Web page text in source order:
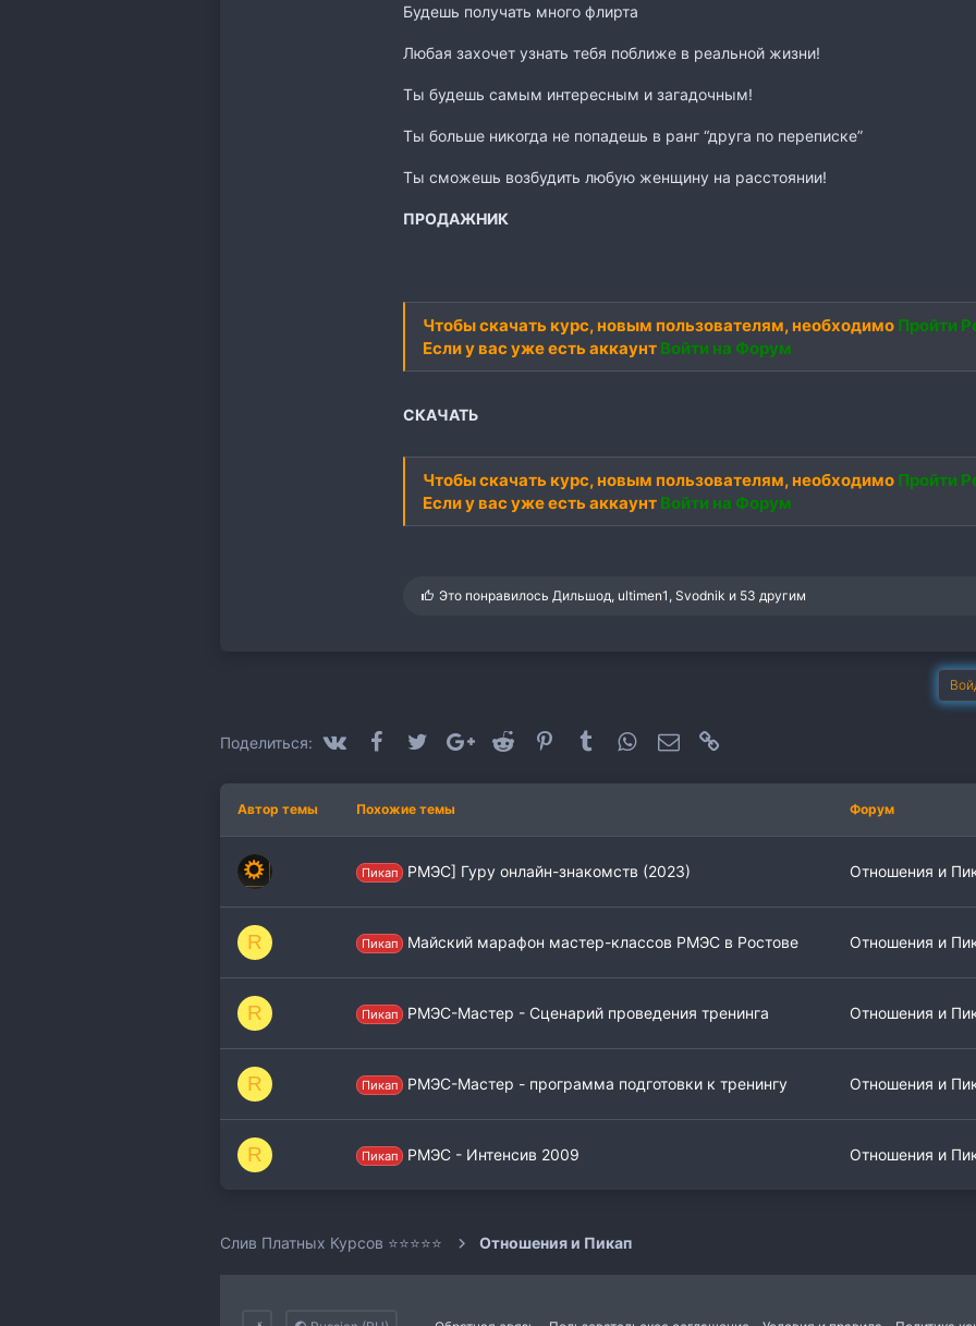
Будешь получать много флирта
Любая захочет узнать тебя поближе в реальной жизни!
Ты будешь самым интересным и загадочным!
Ты больше никогда не попадешь в ранг “друга по переписке”
Ты сможешь возбудить любую женщину на расстоянии!
ПРОДАЖНИК
Чтобы скачать курс,новым пользователям, необходимо Пройти
Если у вас уже есть аккаунт Войти на Форум
СКАЧАТЬ
Чтобы скачать курс,новым пользователям, необходимо Пройти
Если у вас уже есть аккаунт Войти на Форум
С
Это понравилось Дильшод, ultimen1 , Svodnik и 53 другим
Поделиться: VK FacebookTwitterGoogle+Reddit PinterestTumblrWhatsAppЭлектронная почта
Автор темы Похожие темы Форум
Пикап РМЭС] Гуру онлайн-знакомств (2023) Отношения и
R Пикап Майский марафон мастер-классов РМЭС в Ростове Отношения и
R Пикап РМЭС-Мастер - Сценарий проведения тренинга Отношения и
R Пикап РМЭС-Мастер - программа подготовки к тренингу Отношения и
R Пикап РМЭС - Интенсив 2009 Отношения и
Слив Платных Курсов ⭐⭐⭐⭐⭐ Отношения и Пикап